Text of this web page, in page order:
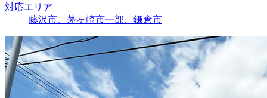
対応エリア
藤沢市、茅ヶ崎市一部、鎌倉市